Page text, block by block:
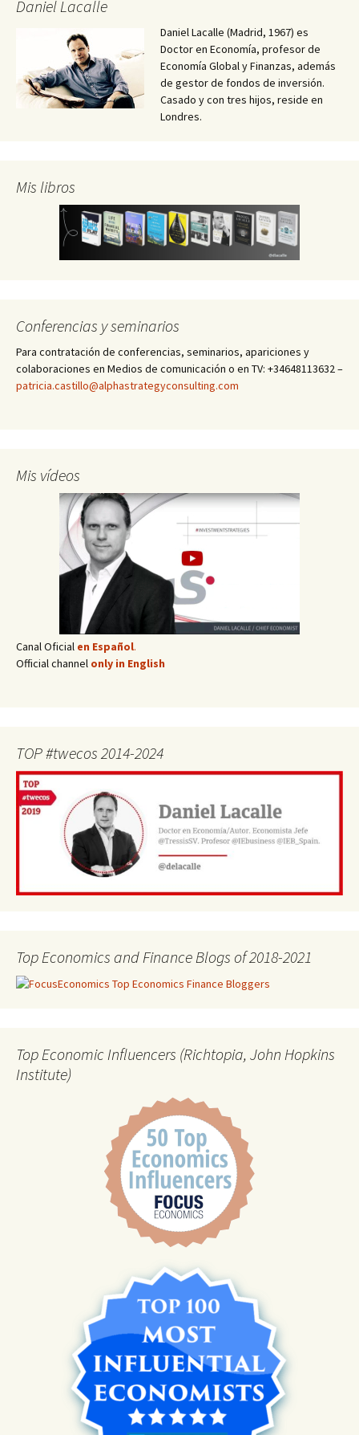
Daniel Lacalle
Daniel Lacalle (Madrid, 1967) es
Doctor en Economía, profesor de
Economía Global y Finanzas, además
de gestor de fondos de inversión.
Casado y con tres hijos, reside en
Londres.
Mis libros
Conferencias y seminarios
Para contratación de conferencias, seminarios, apariciones y
colaboraciones en Medios de comunicación o en TV: +34648113632 –
patricia.castillo@alphastrategyconsulting.com
Mis vídeos
Canal Oficial en Español.
Official channel only in English
TOP #twecos 2014-2024
Top Economics and Finance Blogs of 2018-2021
Top Economic Influencers (Richtopia, John Hopkins
Institute)